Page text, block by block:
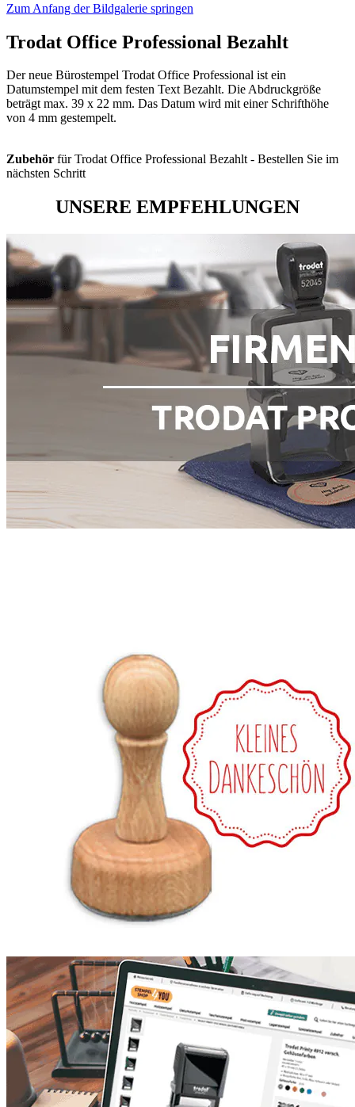
Zum Anfang der Bildgalerie springen
Trodat Office Professional Bezahlt
Der neue Bürostempel Trodat Office Professional ist ein
Datumstempel mit dem festen Text Bezahlt. Die Abdruckgröße
beträgt max. 39 x 22 mm. Das Datum wird mit einer Schrifthöhe
von 4 mm gestempelt.
Zubehör für Trodat Office Professional Bezahlt - Bestellen Sie im
nächsten Schritt
UNSERE EMPFEHLUNGEN